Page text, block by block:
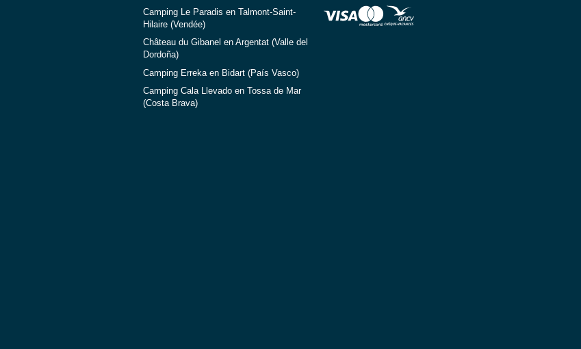
Camping Le Paradis en Talmont-Saint-
Hilaire (Vendée)
Château du Gibanel en Argentat (Valle del
Dordoña)
Camping Erreka en Bidart (País Vasco)
Camping Cala Llevado en Tossa de Mar
(Costa Brava)